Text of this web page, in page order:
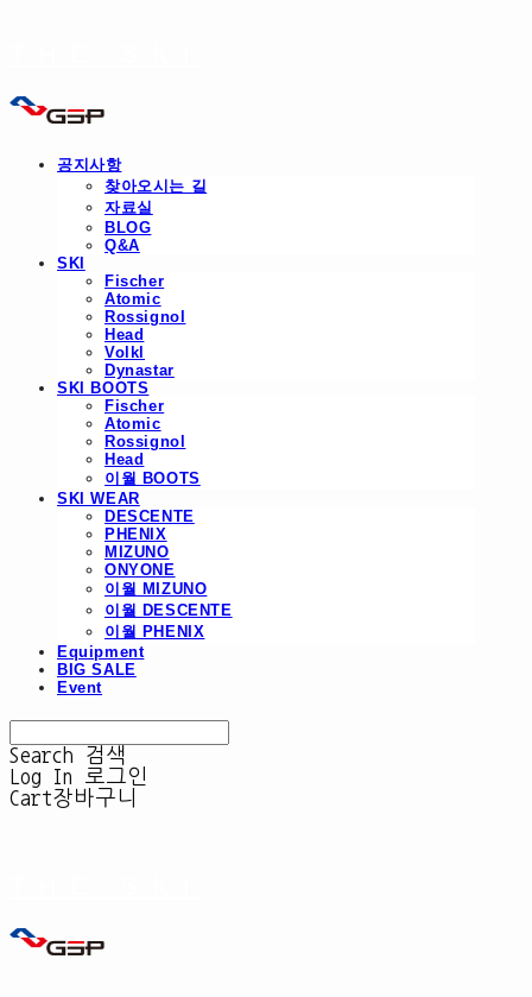
공지사항
찾아오시는 길
자료실
BLOG
Q&A
SKI
Fischer
Atomic
Rossignol
Head
Volkl
Dynastar
SKI BOOTS
Fischer
Atomic
Rossignol
Head
이월 BOOTS
SKI WEAR
DESCENTE
PHENIX
MIZUNO
ONYONE
이월 MIZUNO
이월 DESCENTE
이월 PHENIX
Equipment
BIG SALE
Event
Search
검색
Log In
로그인
Cart장바구니